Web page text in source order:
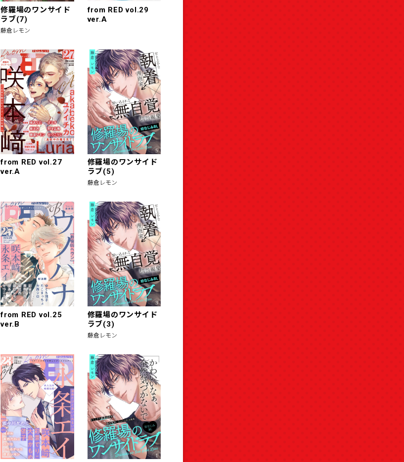
修羅場のワンサイド
ラブ(7)
藤倉レモン
from RED vol.29
ver.A
from RED vol.27
ver.A
修羅場のワンサイド
ラブ(5)
藤倉レモン
from RED vol.25
ver.B
修羅場のワンサイド
ラブ(3)
藤倉レモン